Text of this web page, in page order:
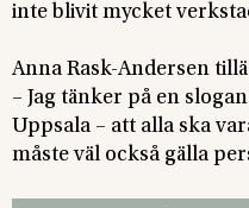
inte blivit mycket
Anna Rask-Andersen
– Jag tänker på en
Uppsala – att alla ska
måste väl också gälla